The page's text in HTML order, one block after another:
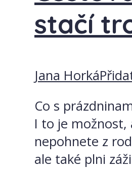
stačí
Jana Horká
Co s
I to je možnost,
nepohnete z
ale také plni